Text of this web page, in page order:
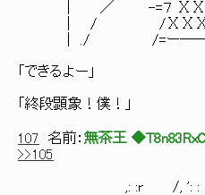
｜ ／ -=７
｜ / /
｜ ./ /=ー
「できるよー」
「終段顕象！僕！」
107 名前： 無茶王
>>105
,: :r /, ': : : : : /: : :/: :